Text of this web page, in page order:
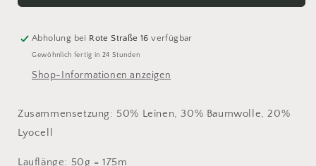
Linen
Linen
Abholung bei Rote Straße 16 verfügbar
Gewöhnlich fertig in 24 Stunden
Shop-Informationen anzeigen
Zusammensetzung: 50% Leinen, 30% Baumwolle, 20%
Lyocell
Lauflänge: 50g = 175m